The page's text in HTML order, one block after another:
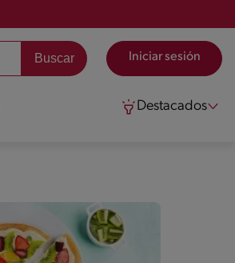
Iniciar sesión
Destacados